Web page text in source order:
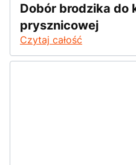
Dobór brodzika do
prysznicowej
Czytaj całość